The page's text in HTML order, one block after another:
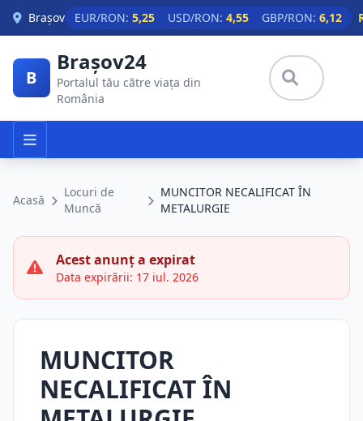
Skip to main content
Brașov EUR/RON: 5,25 USD/RON: 4,55 GBP/RON: 6,12
B
Brașov24
Portalul tău către viața din
România
Acasă
Locuri de
Muncă
MUNCITOR NECALIFICAT ÎN
METALURGIE
Acest anunț a expirat
Data expirării: 17 iul. 2026
MUNCITOR
NECALIFICAT ÎN